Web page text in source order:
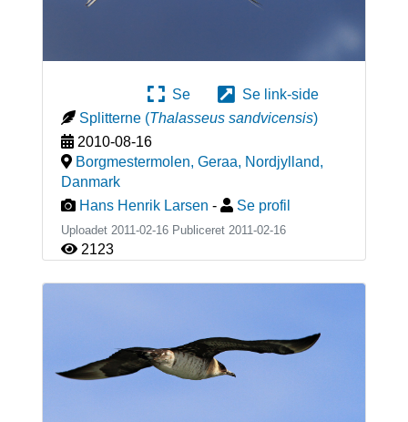
Se
Se link-side
Splitterne (Thalasseus sandvicensis)
2010-08-16
Borgmestermolen, Geraa, Nordjylland,
Danmark
Hans Henrik Larsen - Se profil
Uploadet 2011-02-16 Publiceret 2011-02-16
2123